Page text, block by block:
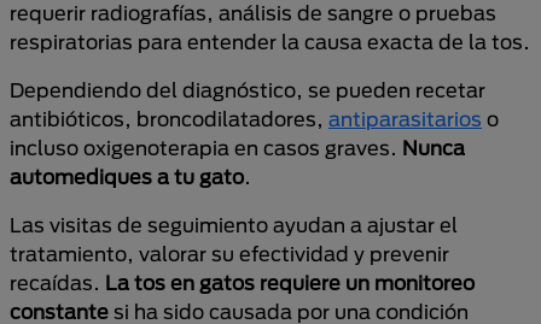
requerir radiografías, análisis de sangre o pruebas
respiratorias para entender la causa exacta de la tos.
Dependiendo del diagnóstico, se pueden recetar
antibióticos, broncodilatadores, antiparasitarios o
incluso oxigenoterapia en casos graves. Nunca
automediques a tu gato.
Las visitas de seguimiento ayudan a ajustar el
tratamiento, valorar su efectividad y prevenir
recaídas. La tos en gatos requiere un monitoreo
constante si ha sido causada por una condición